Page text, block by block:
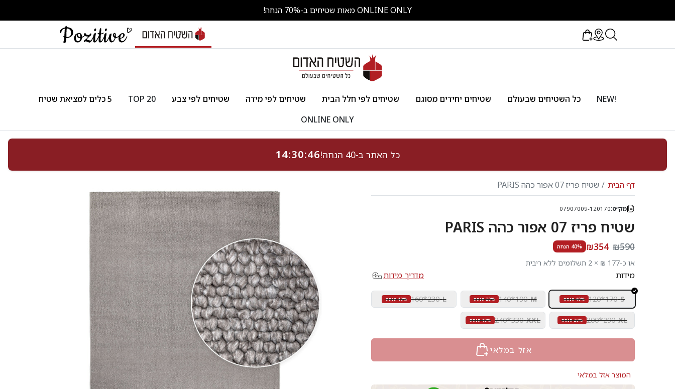
ONLINE ONLY מאות שטיחים ב-70% הנחה!
!NEW כל השטיחים שבעולם שטיחים יחידים מסוגם שטיחים לפי חלל הבית שטיחים לפי מידה שטיחים לפי צבע TOP 20
5 כלים למציאת שטיח
ONLINE ONLY
דף הבית שטיח פריז 07 אפור כהה PARIS
מק״ט:07907009-120170
שטיח פריז 07 אפור כהה PARIS
₪590
₪354 40% הנחה
או כ-177 ₪ × 2 תשלומים ללא ריבית
מידות מדריך מידות
S
-
120*170 40% הנחה M
-
140*190 20% הנחה L
-
160*230 40% הנחה
XL
-
200*290 20% הנחה XXL
-
240*330 40% הנחה
אזל במלאי
המוצר אזל במלאי